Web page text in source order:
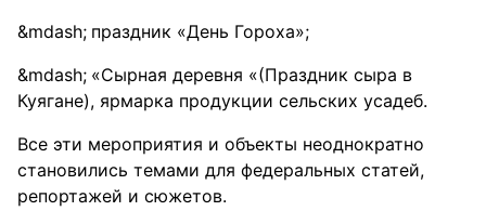
праздник «День Гороха»;
«Сырная деревня «(Праздник сыра в
Куягане), ярмарка продукции сельских усадеб.
Все эти мероприятия и объекты неоднократно
становились темами для федеральных статей,
репортажей и сюжетов.